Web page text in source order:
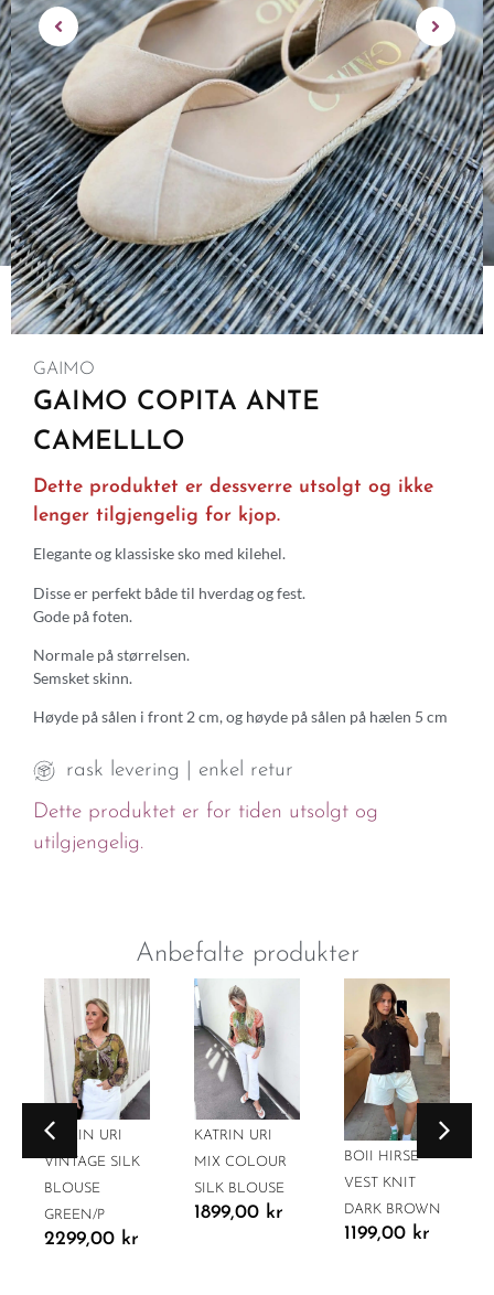
GAIMO
GAIMO COPITA ANTE
CAMELLLO
Dette produktet er dessverre utsolgt og ikke
lenger tilgjengelig for kjop.
Elegante og klassiske sko med kilehel.
Disse er perfekt både til hverdag og fest.
Gode på foten.
Normale på størrelsen.
Semsket skinn.
Høyde på sålen i front 2 cm, og høyde på sålen på hælen 5 cm
rask levering | enkel retur
Dette produktet er for tiden utsolgt og
utilgjengelig.
Anbefalte produkter
KATRIN URI
VINTAGE SILK
BLOUSE
GREEN/P
2299,00 kr
KATRIN URI
MIX COLOUR
SILK BLOUSE
1899,00 kr
BOII HIRSE
VEST KNIT
DARK BROWN
1199,00 kr